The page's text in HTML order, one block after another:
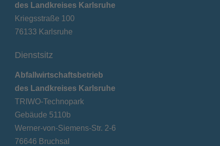
des Landkreises Karlsruhe
Kriegsstraße 100
76133 Karlsruhe
Dienstsitz
Abfallwirtschaftsbetrieb
des Landkreises Karlsruhe
TRIWO-Technopark
Gebäude 5110b
Werner-von-Siemens-Str. 2-6
76646 Bruchsal